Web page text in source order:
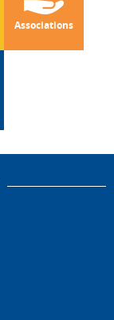
Associations